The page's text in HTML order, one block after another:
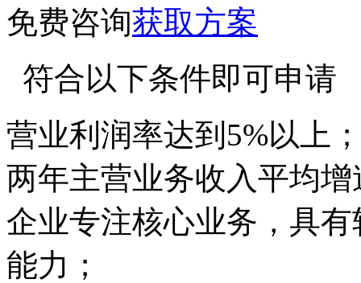
免费咨询获取方案
符合以下条件即可申请
营业利润率达到5%以上
两年主营业务收入平均增
企业专注核心业务，具
能力；